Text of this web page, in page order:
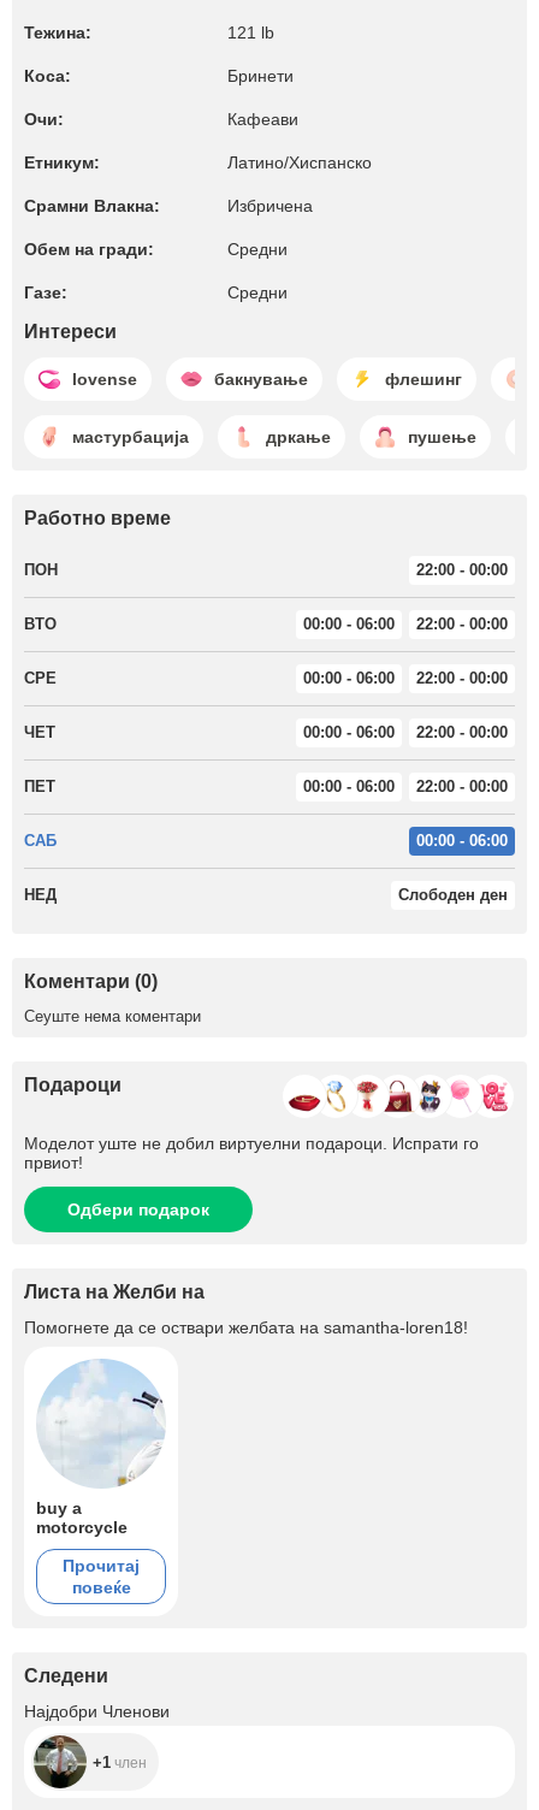
Тежина: 121 lb
Коса: Бринети
Очи: Кафеави
Етникум: Латино/Хиспанско
Срамни Влакна: Избричена
Обем на гради: Средни
Газе: Средни
Интереси
lovense бакнување флешинг
мастурбација дркање пушење
Работно време
ПОН 22:00 - 00:00
ВТО 00:00 - 06:00 22:00 - 00:00
СРЕ 00:00 - 06:00 22:00 - 00:00
ЧЕТ 00:00 - 06:00 22:00 - 00:00
ПЕТ 00:00 - 06:00 22:00 - 00:00
САБ 00:00 - 06:00
НЕД Слободен ден
Коментари (0)
Сеуште нема коментари
Подароци
Моделот уште не добил виртуелни подароци. Испрати го
првиот!
Одбери подарок
Листа на Желби на
Помогнете да се оствари желбата на samantha-loren18!
buy a
motorcycle
Прочитај
повеќе
Следени
Најдобри Членови
+1
+1 член